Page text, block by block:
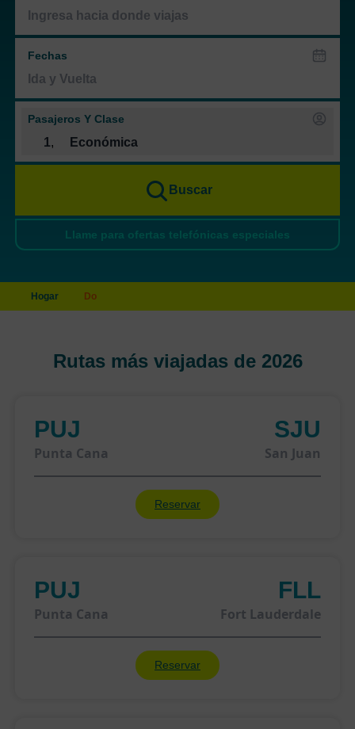
Fechas
Pasajeros Y Clase
1, Económica
Buscar
Llame para ofertas telefónicas especiales
Hogar Do
Rutas más viajadas de 2026
PUJ
Punta Cana
SJU
San Juan
Reservar
PUJ
Punta Cana
FLL
Fort Lauderdale
Reservar